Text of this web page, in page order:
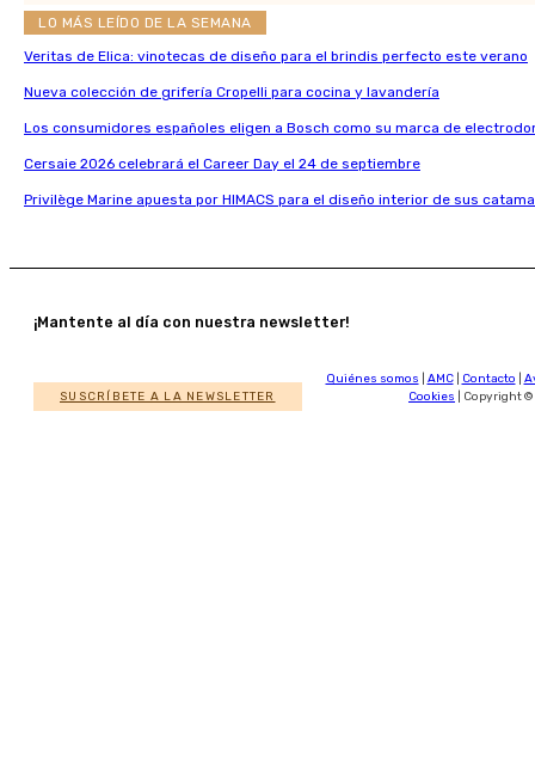
LO MÁS LEÍDO DE LA SEMANA
Veritas de Elica: vinotecas de diseño para el brindis perfecto este verano
Nueva colección de grifería Cropelli para cocina y lavandería
Los consumidores españoles eligen a Bosch como su marca de
Cersaie 2026 celebrará el Career Day el 24 de septiembre
Privilège Marine apuesta por HIMACS para el diseño interior de sus
¡Mantente al día con nuestra newsletter!
SUSCRÍBETE A LA NEWSLETTER
Quiénes somos AMC| Contacto
Cookies | Copyright